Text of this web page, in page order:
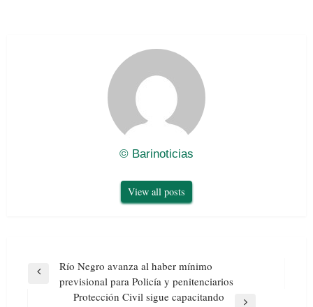
© Barinoticias
View all posts
Navegación
Previous
Río Negro avanza al haber mínimo
previsional para Policía y penitenciarios
Protección Civil sigue capacitando